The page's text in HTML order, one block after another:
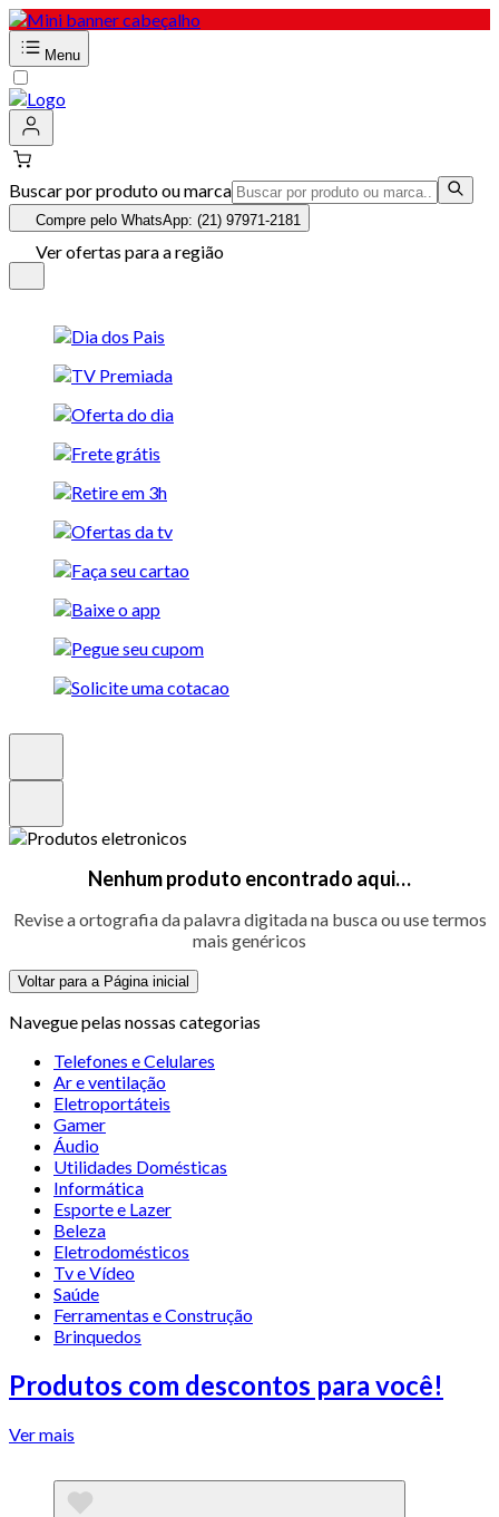
Menu
Buscar por produto ou marca
Compre pelo WhatsApp: (21) 97971-2181
Ver ofertas para a região
Nenhum produto encontrado aqui…
Revise a ortografia da palavra digitada na busca ou use termos
mais genéricos
Voltar para a Página inicial
Navegue pelas nossas categorias
Telefones e Celulares
Ar e ventilação
Eletroportáteis
Gamer
Áudio
Utilidades Domésticas
Informática
Esporte e Lazer
Beleza
Eletrodomésticos
Tv e Vídeo
Saúde
Ferramentas e Construção
Brinquedos
Produtos com descontos para você!
Ver mais